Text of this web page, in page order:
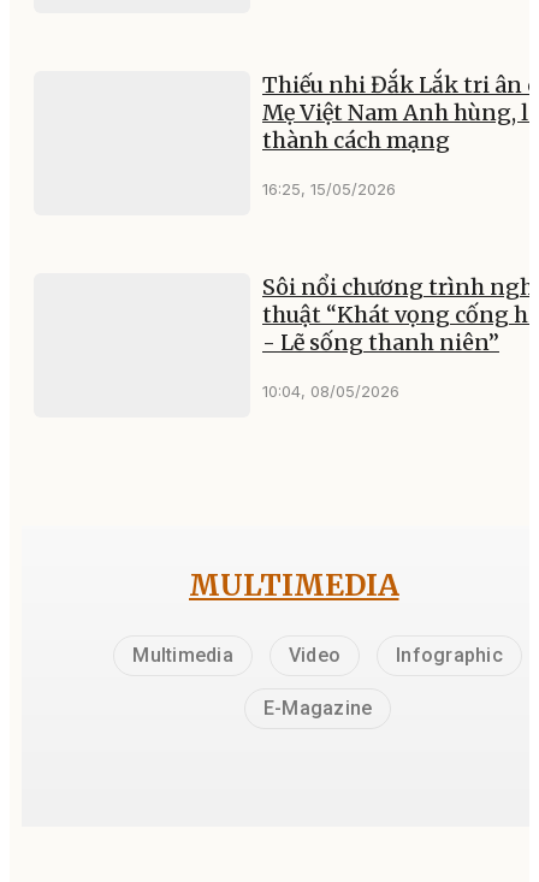
Thiếu nhi Đắk Lắk tri ân
Mẹ Việt Nam Anh hùng,
thành cách mạng
16:25, 15/05/2026
Sôi nổi chương trình
thuật “Khát vọng cống
- Lẽ sống thanh niên”
10:04, 08/05/2026
MULTIMEDIA
Multimedia Video Infographic
E-Magazine